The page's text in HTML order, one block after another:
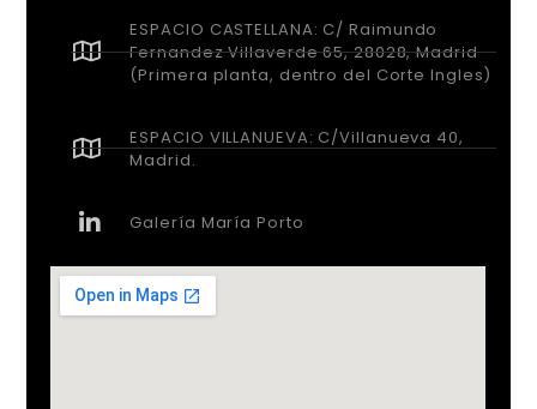
ESPACIO CASTELLANA: C/ Raimundo
Fernandez Villaverde 65, 28028, Madrid
(Primera planta, dentro del Corte Ingles)
ESPACIO VILLANUEVA: C/Villanueva 40,
Madrid.
Galería María Porto